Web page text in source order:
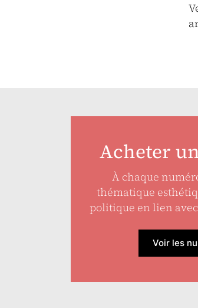
Acheter
À chaque
thématique
politique en lien
Voir les